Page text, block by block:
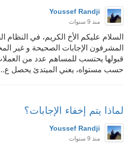
Youssef Randji
منذ 9 سنوات
السلام عليكم الأخ الكريم، في النظام
المشرفون الإجابات الصحيحة و غير
قبولها يحتسب للمساهم عدد من
حسب مستواه، يعني الميتدئ يحصل
لماذا يتم إخفاء الإجابات؟
Youssef Randji
منذ 9 سنوات